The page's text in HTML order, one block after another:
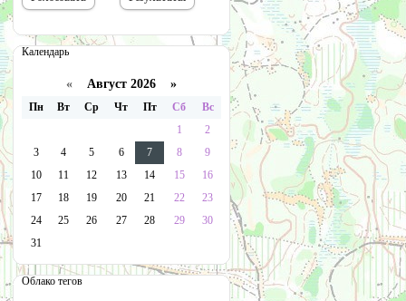
Календарь
« Август 2026 »
Пн Вт Ср Чт Пт Сб
Вс
1
2
3
4 5 6 7 8
9
10
11 12 13 14 15
16
17
18 19 20 21 22
23
24
25 26 27 28 29
30
31
Облако тегов